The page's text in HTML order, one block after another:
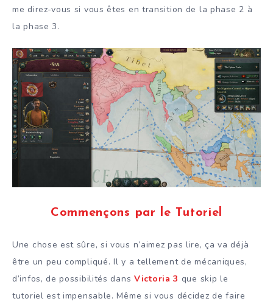
me direz-vous si vous êtes en transition de la phase 2 à
la phase 3.
Commençons par le Tutoriel
Une chose est sûre, si vous n’aimez pas lire, ça va déjà
être un peu compliqué. Il y a tellement de mécaniques,
d’infos, de possibilités dans Victoria 3 que skip le
tutoriel est impensable. Même si vous décidez de faire